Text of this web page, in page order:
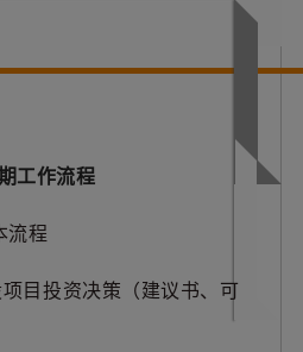
工作流程
流程
目投资决策（建议书、可